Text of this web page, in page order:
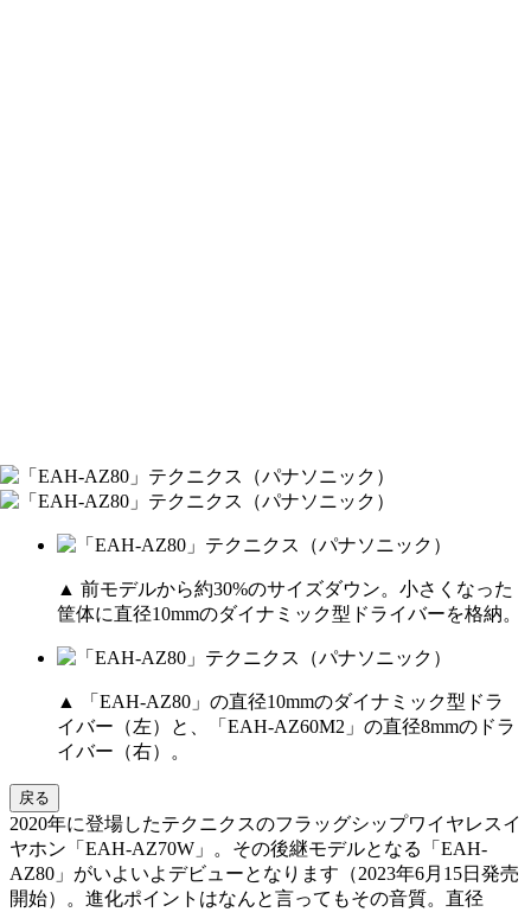
▲ 前モデルから約30%のサイズダウン。小さくなった
筐体に直径10mmのダイナミック型ドライバーを格納。
▲ 「EAH-AZ80」の直径10mmのダイナミック型ドラ
イバー（左）と、「EAH-AZ60M2」の直径8mmのドラ
イバー（右）。
戻る
2020年に登場したテクニクスのフラッグシップワイヤレスイ
ヤホン「EAH-AZ70W」。その後継モデルとなる「EAH-
AZ80」がいよいよデビューとなります（2023年6月15日発売
開始）。進化ポイントはなんと言ってもその音質。直径